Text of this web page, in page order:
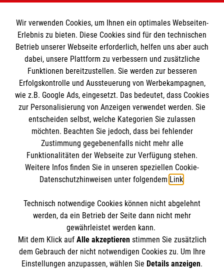
Informationen
Impressum
Datenschutz
Barrierefreiheit
Kontakt
Ansprechpersonen
Die Malteser
Malteser in Deutschland
Malteserorden
Sharepoint
Spendenkonto
Bank: Pax-Bank für Kirche und Caritas eG
IBAN: DE90 3706 0120 1201 2100 18
BIC: GENODED1PA7
So finden Sie uns
Venloer Straße 144
50259 Pulheim
Der Malteser Hilfsdienst e.V. ist als eingetragene
Wir verwenden Cookies, um Ihnen ein optimales Webseiten-
Erlebnis zu bieten. Diese Cookies sind für den technischen
Betrieb unserer Webseite erforderlich, helfen uns aber auch
dabei, unsere Plattform zu verbessern und zusätzliche
Funktionen bereitzustellen. Sie werden zur besseren
Erfolgskontrolle und Aussteuerung von Werbekampagnen,
wie z.B. Google Ads, eingesetzt. Das bedeutet, dass Cookies
zur Personalisierung von Anzeigen verwendet werden. Sie
entscheiden selbst, welche Kategorien Sie zulassen
möchten. Beachten Sie jedoch, dass bei fehlender
Zustimmung gegebenenfalls nicht mehr alle
Funktionalitäten der Webseite zur Verfügung stehen.
Weitere Infos finden Sie in unseren speziellen Cookie-
Datenschutzhinweisen unter folgendem Link.
Technisch notwendige Cookies können nicht abgelehnt
werden, da ein Betrieb der Seite dann nicht mehr
gewährleistet werden kann.
Mit dem Klick auf Alle akzeptierenstimmen Sie zusätzlich
dem Gebrauch der nicht notwendigen Cookies zu. Um Ihre
Einstellungen anzupassen, wählen Sie Details anzeigen.